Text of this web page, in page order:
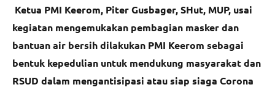
Ketua PMI Keerom, Piter Gusbager, SHut, MUP, usai
kegiatan mengemukakan pembagian masker dan
bantuan air bersih dilakukan PMI Keerom sebagai
bentuk kepedulian untuk mendukung masyarakat dan
RSUD dalam mengantisipasi atau siap siaga Corona